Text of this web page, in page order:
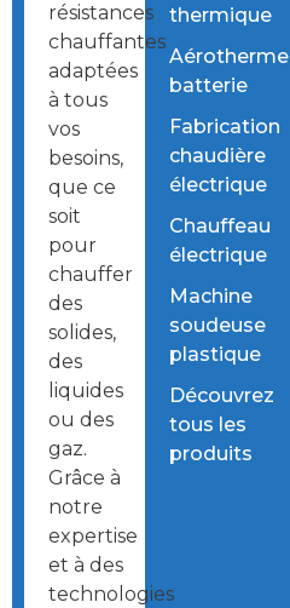
résistances
chauffantes
adaptées
à tous
vos
besoins,
que ce
soit
pour
chauffer
des
solides,
des
liquides
ou des
gaz.
Grâce à
notre
expertise
et à des
technologies
thermique
Aérotherme
batterie
Fabrication
chaudière
électrique
Chauffeau
électrique
Machine
soudeuse
plastique
Découvrez
tous les
produits